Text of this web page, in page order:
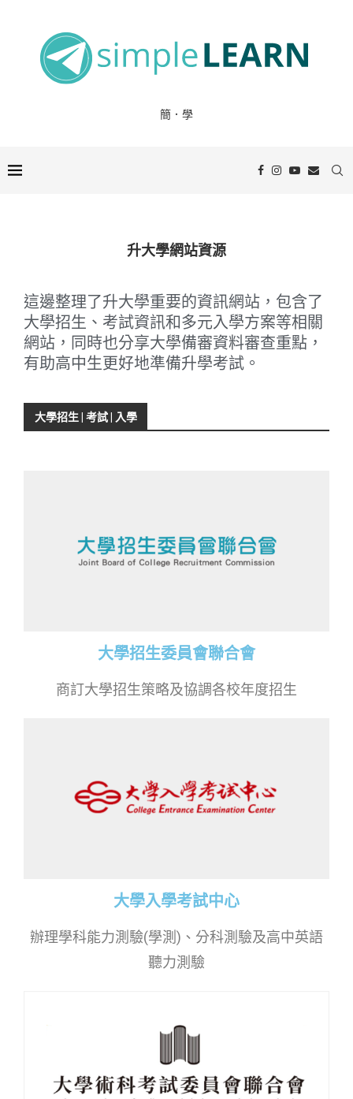
簡．學
升大學網站資源
這邊整理了升大學重要的資訊網站，包含了
大學招生、考試資訊和多元入學方案等相關
網站，同時也分享大學備審資料審查重點，
有助高中生更好地準備升學考試。
大學招生 | 考試 | 入學
大學招生委員會聯合會
商訂大學招生策略及協調各校年度招生
大學入學考試中心
辦理學科能力測驗(學測)、分科測驗及高中英語
聽力測驗